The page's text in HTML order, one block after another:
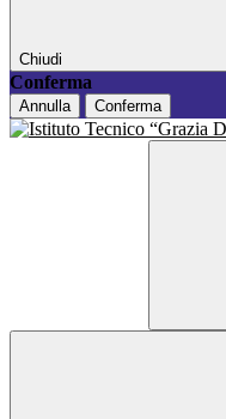
Chiudi
Conferma
Annulla Conferma